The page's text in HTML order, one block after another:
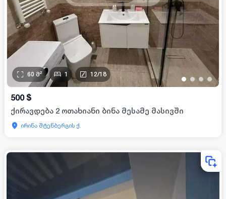
• • • •
60 მ² 1 12/18
500 $
ქირავდება 2 ოთახიანი ბინა მესამე მასივში
ირინა შტენბერგის ქ.